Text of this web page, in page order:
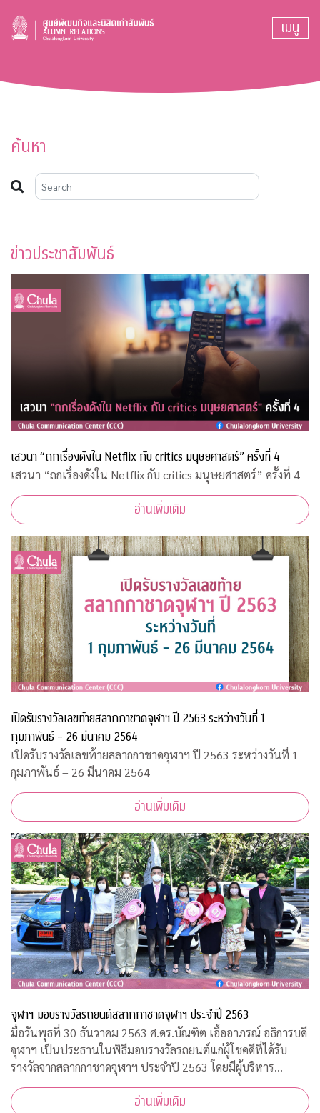
เมนู
ค้นหา
ข่าวประชาสัมพันธ์
เสวนา “ถกเรื่องดังใน Netflix กับ critics มนุษยศาสตร์” ครั้งที่ 4
เสวนา “ถกเรื่องดังใน Netflix กับ critics มนุษยศาสตร์” ครั้งที่ 4
อ่านเพิ่มเติม
เปิดรับรางวัลเลขท้ายสลากกาชาดจุฬาฯ ปี 2563 ระหว่างวันที่ 1
กุมภาพันธ์ – 26 มีนาคม 2564
เปิดรับรางวัลเลขท้ายสลากกาชาดจุฬาฯ ปี 2563 ระหว่างวันที่ 1
กุมภาพันธ์ – 26 มีนาคม 2564
อ่านเพิ่มเติม
จุฬาฯ มอบรางวัลรถยนต์สลากกาชาดจุฬาฯ ประจำปี 2563
มื่อวันพุธที่ 30 ธันวาคม 2563 ศ.ดร.บัณฑิต เอื้ออาภรณ์ อธิการบดี
จุฬาฯ เป็นประธานในพิธีมอบรางวัลรถยนต์แก่ผู้โชคดีที่ได้รับ
รางวัลจากสลากกาชาดจุฬาฯ ประจำปี 2563 โดยมีผู้บริหาร
มหาวิทยาลัยและคณะกรรมการดำเนินการบัตรการกุศลสมทบทุน
กาชาด ปี 2563 ร่วมแสดงความยินดีกั
อ่านเพิ่มเติม